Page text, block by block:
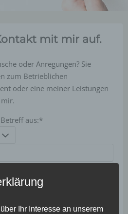
mit mir auf.
oder Anregungen? Sie
zum Betrieblichen
oder eine meiner Leistungen
mir.
aus:*
Ihr Interesse an unserem